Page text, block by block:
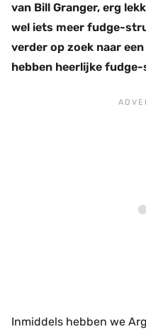
van Bill Granger, erg
wel iets meer fudge-
verder op zoek naar
hebben heerlijke
Inmiddels hebben we